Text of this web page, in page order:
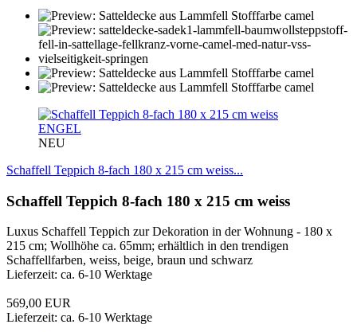
ENGEL
NEU
Schaffell Teppich 8-fach 180 x 215 cm weiss...
Schaffell Teppich 8-fach 180 x 215 cm weiss
Luxus Schaffell Teppich zur Dekoration in der Wohnung - 180 x
215 cm; Wollhöhe ca. 65mm; erhältlich in den trendigen
Schaffellfarben, weiss, beige, braun und schwarz
Lieferzeit: ca. 6-10 Werktage
569,00 EUR
Lieferzeit: ca. 6-10 Werktage